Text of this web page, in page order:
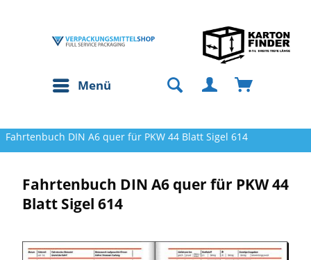
Menü
Fahrtenbuch DIN A6 quer für PKW 44 Blatt Sigel 614
Fahrtenbuch DIN A6 quer für PKW 44
Blatt Sigel 614